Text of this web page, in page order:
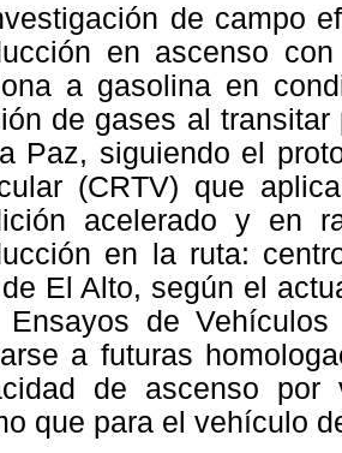
de campo
en ascenso
a gasolina en
de gases al
Paz, siguiendo el
(CRTV) que
acelerado y en
en la ruta:
El Alto, según el
Ensayos de
a futuras
de ascenso por
que para el vehículo